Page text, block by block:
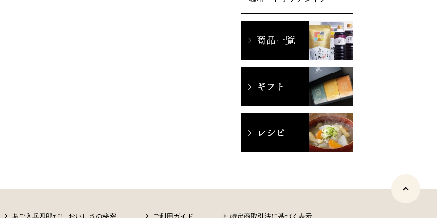
あご入兵四郎だし おいしさの秘密 ご利用ガイド 特定商取引法に基づく表示